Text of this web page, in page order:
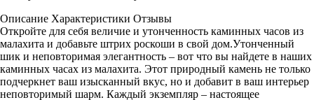
Описание Характеристики Отзывы
Откройте для себя величие и утонченность каминных часов из
малахита и добавьте штрих роскоши в свой дом.Утонченный
шик и неповторимая элегантность – вот что вы найдете в наших
каминных часах из малахита. Этот природный камень не только
подчеркнет ваш изысканный вкус, но и добавит в ваш интерьер
неповторимый шарм. Каждый экземпляр – настоящее